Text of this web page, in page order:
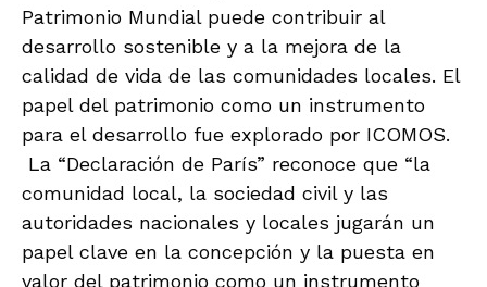
Patrimonio Mundial puede contribuir al
desarrollo sostenible y a la mejora de la
calidad de vida de las comunidades locales. El
papel del patrimonio como un instrumento
para el desarrollo fue explorado por ICOMOS.
La “Declaración de París” reconoce que “la
comunidad local, la sociedad civil y las
autoridades nacionales y locales jugarán un
papel clave en la concepción y la puesta en
valor del patrimonio como un instrumento